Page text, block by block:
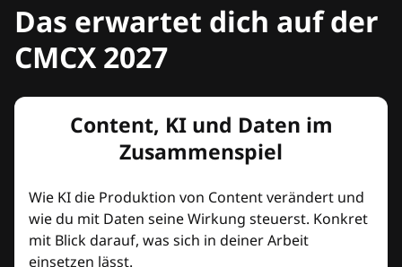
Das erwartet dich auf der
CMCX 2027
Content, KI und Daten im
Zusammenspiel
Wie KI die Produktion von Content verändert und
wie du mit Daten seine Wirkung steuerst. Konkret
mit Blick darauf, was sich in deiner Arbeit
einsetzen lässt.